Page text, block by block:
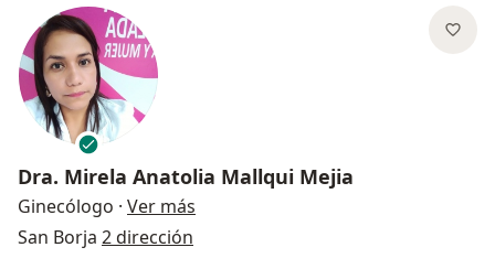
Dra. Mirela Anatolia Mallqui Mejia
Ginecólogo · Ver más
San Borja 2 dirección